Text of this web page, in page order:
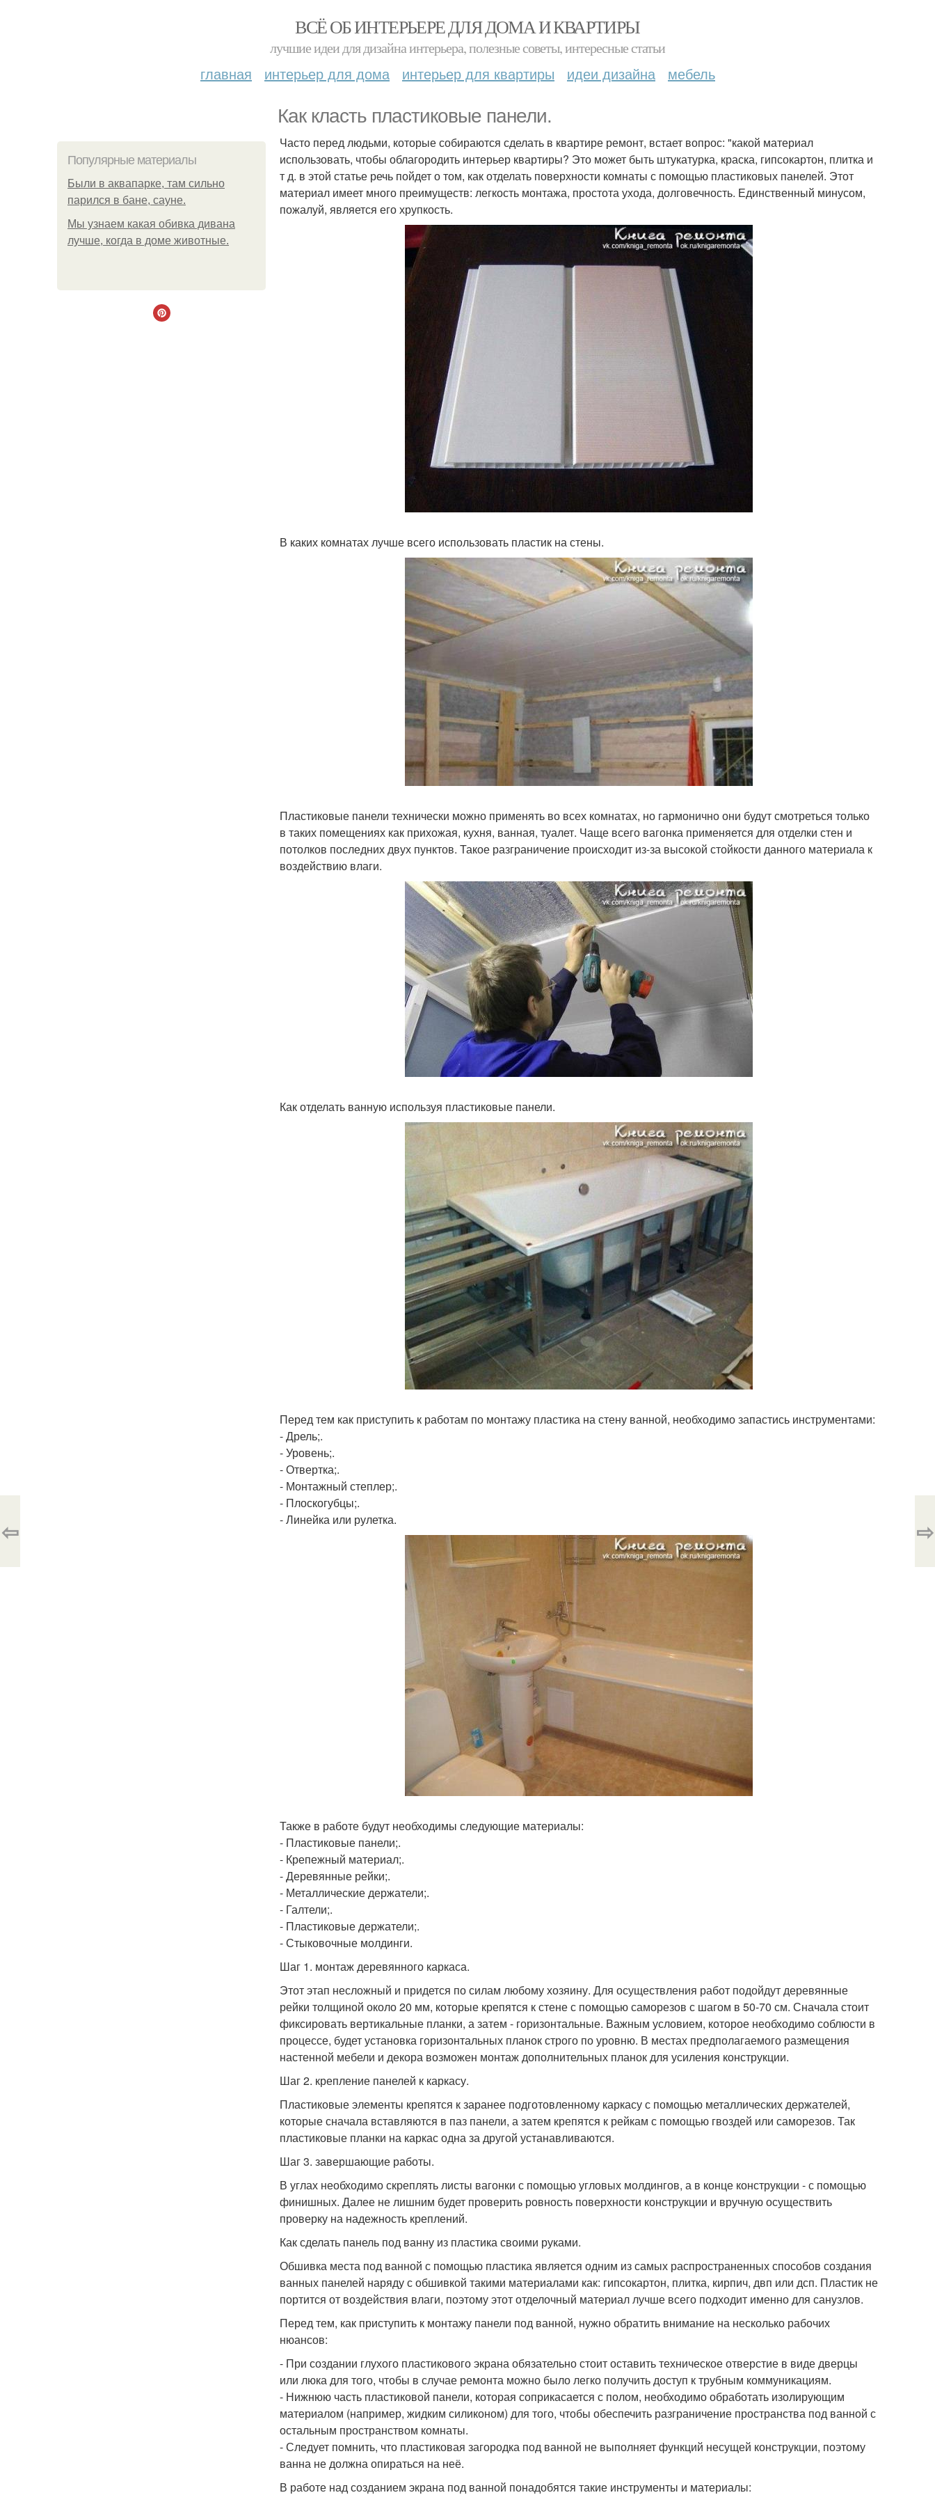
ВСЁ ОБ ИНТЕРЬЕРЕ ДЛЯ ДОМА И КВАРТИРЫ
лучшие идеи для дизайна интерьера, полезные советы, интересные статьи
главная интерьер для дома интерьер для квартиры идеи дизайна мебель
Как класть пластиковые панели.
Популярные материалы
Были в аквапарке, там сильно
парился в бане, сауне.
Мы узнаем какая обивка дивана
лучше, когда в доме животные.
Часто перед людьми, которые собираются сделать в квартире ремонт, встает вопрос: "какой материал
использовать, чтобы облагородить интерьер квартиры? Это может быть штукатурка, краска, гипсокартон, плитка и
т д. в этой статье речь пойдет о том, как отделать поверхности комнаты с помощью пластиковых панелей. Этот
материал имеет много преимуществ: легкость монтажа, простота ухода, долговечность. Единственный минусом,
пожалуй, является его хрупкость.
В каких комнатах лучше всего использовать пластик на стены.
Пластиковые панели технически можно применять во всех комнатах, но гармонично они будут смотреться только
в таких помещениях как прихожая, кухня, ванная, туалет. Чаще всего вагонка применяется для отделки стен и
потолков последних двух пунктов. Такое разграничение происходит из-за высокой стойкости данного материала к
воздействию влаги.
Как отделать ванную используя пластиковые панели.
Перед тем как приступить к работам по монтажу пластика на стену ванной, необходимо запастись инструментами:
- Дрель;.
- Уровень;.
- Отвертка;.
- Монтажный степлер;.
- Плоскогубцы;.
- Линейка или рулетка.
Также в работе будут необходимы следующие материалы:
- Пластиковые панели;.
- Крепежный материал;.
- Деревянные рейки;.
- Металлические держатели;.
- Галтели;.
- Пластиковые держатели;.
- Стыковочные молдинги.
Шаг 1. монтаж деревянного каркаса.
Этот этап несложный и придется по силам любому хозяину. Для осуществления работ подойдут деревянные
рейки толщиной около 20 мм, которые крепятся к стене с помощью саморезов с шагом в 50-70 см. Сначала стоит
фиксировать вертикальные планки, а затем - горизонтальные. Важным условием, которое необходимо соблюсти в
процессе, будет установка горизонтальных планок строго по уровню. В местах предполагаемого размещения
настенной мебели и декора возможен монтаж дополнительных планок для усиления конструкции.
Шаг 2. крепление панелей к каркасу.
Пластиковые элементы крепятся к заранее подготовленному каркасу с помощью металлических держателей,
которые сначала вставляются в паз панели, а затем крепятся к рейкам с помощью гвоздей или саморезов. Так
пластиковые планки на каркас одна за другой устанавливаются.
Шаг 3. завершающие работы.
В углах необходимо скреплять листы вагонки с помощью угловых молдингов, а в конце конструкции - с помощью
финишных. Далее не лишним будет проверить ровность поверхности конструкции и вручную осуществить
проверку на надежность креплений.
Как сделать панель под ванну из пластика своими руками.
Обшивка места под ванной с помощью пластика является одним из самых распространенных способов создания
ванных панелей наряду с обшивкой такими материалами как: гипсокартон, плитка, кирпич, двп или дсп. Пластик не
портится от воздействия влаги, поэтому этот отделочный материал лучше всего подходит именно для санузлов.
Перед тем, как приступить к монтажу панели под ванной, нужно обратить внимание на несколько рабочих
нюансов:
- При создании глухого пластикового экрана обязательно стоит оставить техническое отверстие в виде дверцы
или люка для того, чтобы в случае ремонта можно было легко получить доступ к трубным коммуникациям.
- Нижнюю часть пластиковой панели, которая соприкасается с полом, необходимо обработать изолирующим
материалом (например, жидким силиконом) для того, чтобы обеспечить разграничение пространства под ванной с
остальным пространством комнаты.
- Следует помнить, что пластиковая загородка под ванной не выполняет функций несущей конструкции, поэтому
ванна не должна опираться на неё.
В работе над созданием экрана под ванной понадобятся такие инструменты и материалы:
⇦ ⇨